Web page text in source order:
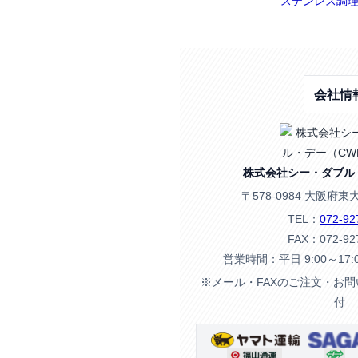
会社情
株式会社シー・ダブ
〒578-0984 大阪府東
TEL： 072-
FAX：072-
営業時間：平日 9:00～
※メール・FAXのご注文・お
付